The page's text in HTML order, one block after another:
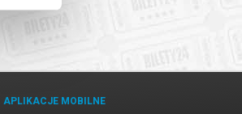
APLIKACJE MOBILNE